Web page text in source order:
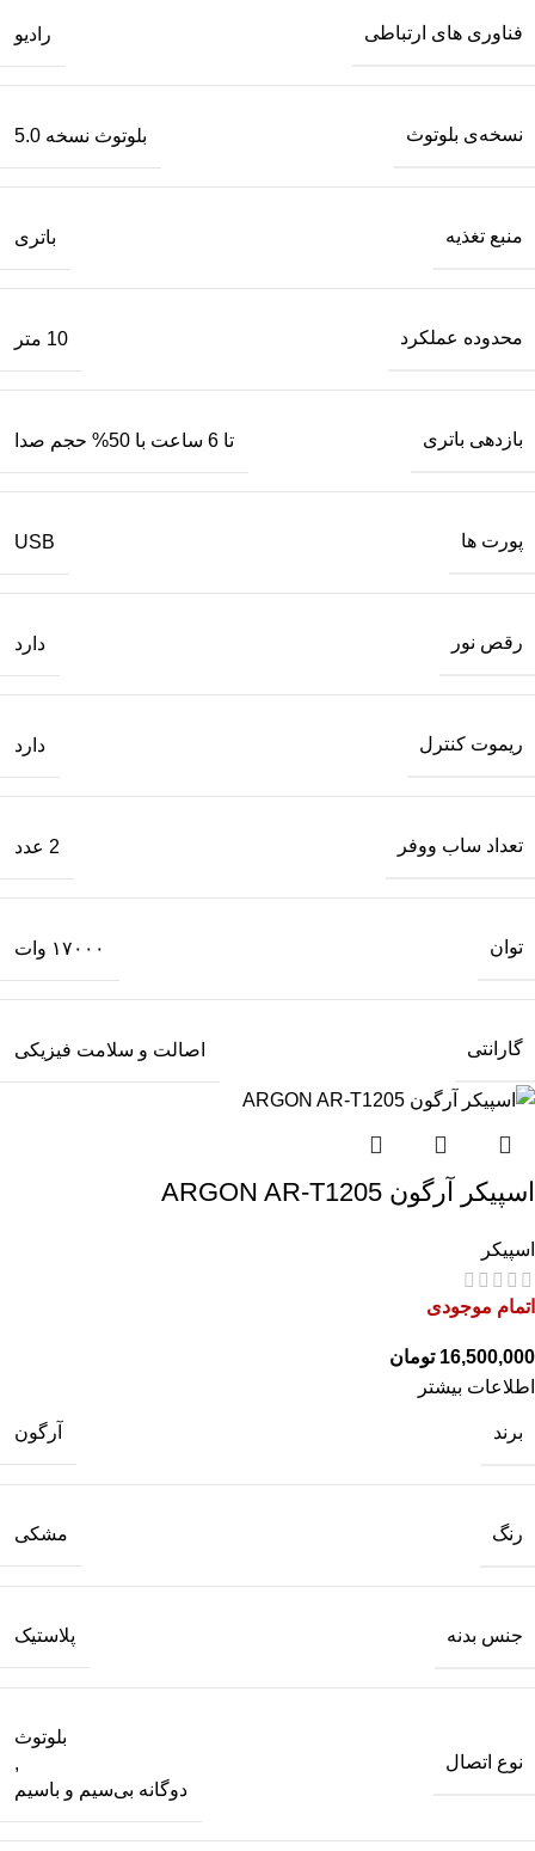
فناوری های ارتباطی رادیو
نسخه‌ی بلوتوث بلوتوث نسخه 5.0
منبع تغذیه باتری
محدوده عملکرد 10 متر
بازدهی باتری تا 6 ساعت با 50% حجم صدا
پورت‌ ها USB
رقص نور دارد
ریموت کنترل دارد
تعداد ساب‌ ووفر 2 عدد
توان ۱۷۰۰۰ وات
گارانتی اصالت و سلامت فیزیکی
اسپیکر آرگون ARGON AR-T1205
اسپیکر
اتمام موجودی
تومان
اطلاعات بیشتر
برند آرگون
رنگ مشکی
جنس بدنه پلاستیک
نوع اتصال
بلوتوث
,
دوگانه بی‌سیم و باسیم